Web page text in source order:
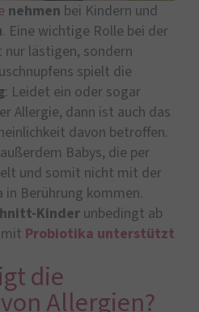
nehmen bei Kindern und
. Eine wichtige Rolle bei der
lästigen, sondern
spielt die
: Leidet ein oder sogar
Allergie, dann ist auch das
davon betroffen.
Babys, die per
und somit nicht mit der
Berührung kommen.
Kinder unbedingt ab
Probiotika unterstützt
die
Allergien?